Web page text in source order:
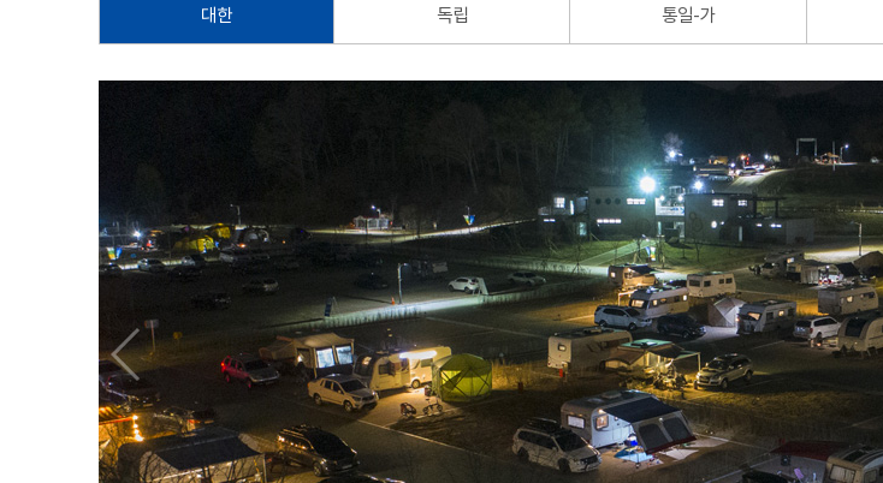
대한 독립 통일-가